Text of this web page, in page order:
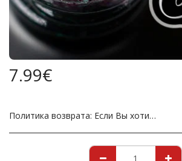
7.99€
Политика возврата: Если Вы хотите вернуть Продукт в связи с повреждением, вы должны немедленно сообщить нам об этом до возвращения. Если вы хотите вернуть товар из-за неправильной поставки товара, товар должен быть таким, как отправлено в нашем магазине. Для уточнения любых возможных возвратов, пожалуйста, свяжитесь с нами, прежде чем вернуть товар, все возвраты за счет вас, клиента.